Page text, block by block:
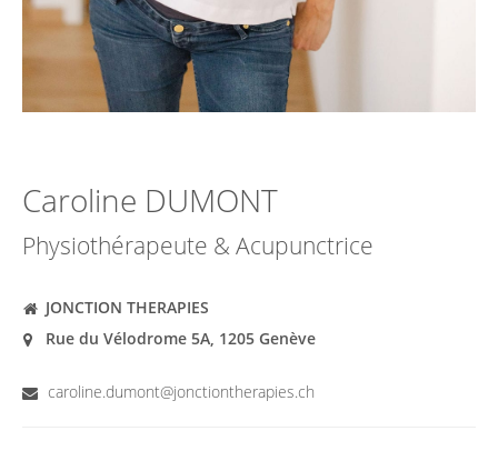
Caroline DUMONT
Physiothérapeute & Acupunctrice
JONCTION THERAPIES
Rue du Vélodrome 5A, 1205 Genève
caroline.dumont@jonctiontherapies.ch